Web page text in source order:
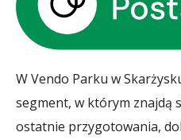
W Vendo Parku w
segment, w którym znajdą
ostatnie przygotowania,